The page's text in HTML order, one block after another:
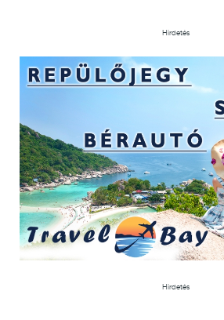
Hirdetés
Hirdetés